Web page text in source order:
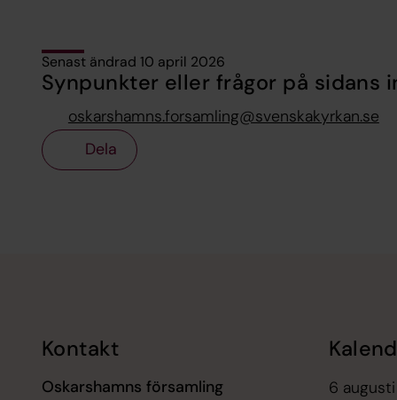
Senast ändrad 10 april 2026
Synpunkter eller frågor på sidans
oskarshamns.forsamling@svenskakyrkan.se
Dela
Kontakt
Oskarshamns församling
6